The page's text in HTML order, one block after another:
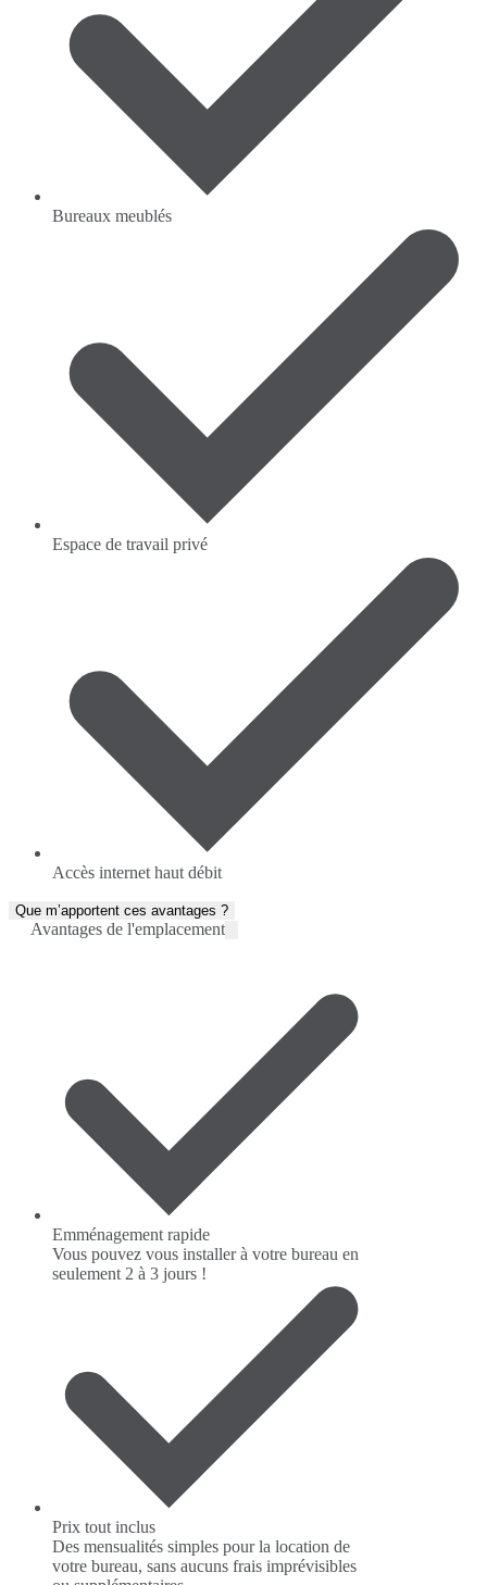
Bureaux meublés
Espace de travail privé
Accès internet haut débit
Que m’apportent ces avantages ?
Avantages de l'emplacement
Emménagement rapide
Vous pouvez vous installer à votre bureau en
seulement 2 à 3 jours !
Prix tout inclus
Des mensualités simples pour la location de
votre bureau, sans aucuns frais imprévisibles